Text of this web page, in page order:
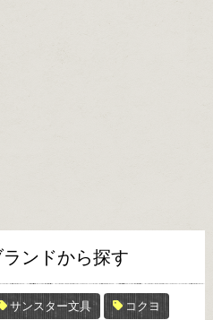
ンドから探す
サンスター文具 コクヨ